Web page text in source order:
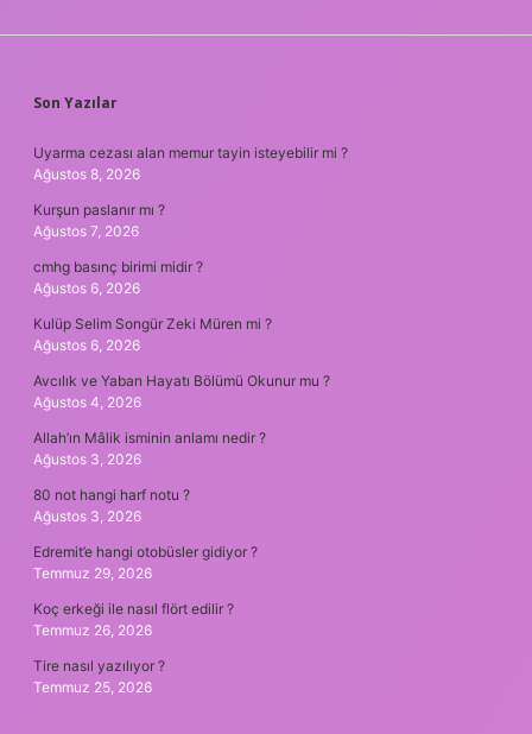
SIDEBAR
Son Yazılar
Uyarma cezası alan memur tayin isteyebilir mi ?
Ağustos 8, 2026
Kurşun paslanır mı ?
Ağustos 7, 2026
cmhg basınç birimi midir ?
Ağustos 6, 2026
Kulüp Selim Songür Zeki Müren mi ?
Ağustos 6, 2026
Avcılık ve Yaban Hayatı Bölümü Okunur mu ?
Ağustos 4, 2026
Allah’ın Mâlik isminin anlamı nedir ?
Ağustos 3, 2026
80 not hangi harf notu ?
Ağustos 3, 2026
Edremit’e hangi otobüsler gidiyor ?
Temmuz 29, 2026
Koç erkeği ile nasıl flört edilir ?
Temmuz 26, 2026
Tire nasıl yazılıyor ?
Temmuz 25, 2026